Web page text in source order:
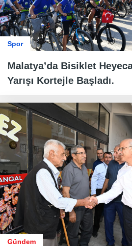
Spor
Malatya’da Bisiklet
Yarışı Kortejle Başladı.
Gündem